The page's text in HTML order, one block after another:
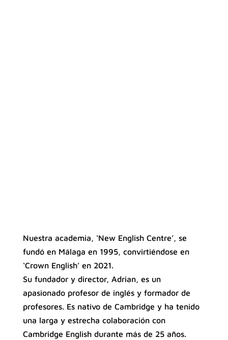
Nuestra academia, ‘New English Centre’, se
fundó en Málaga en 1995, convirtiéndose en
‘Crown English’ en 2021.
Su fundador y director, Adrian, es un
apasionado profesor de inglés y formador de
profesores. Es nativo de Cambridge y ha tenido
una larga y estrecha colaboración con
Cambridge English durante más de 25 años.